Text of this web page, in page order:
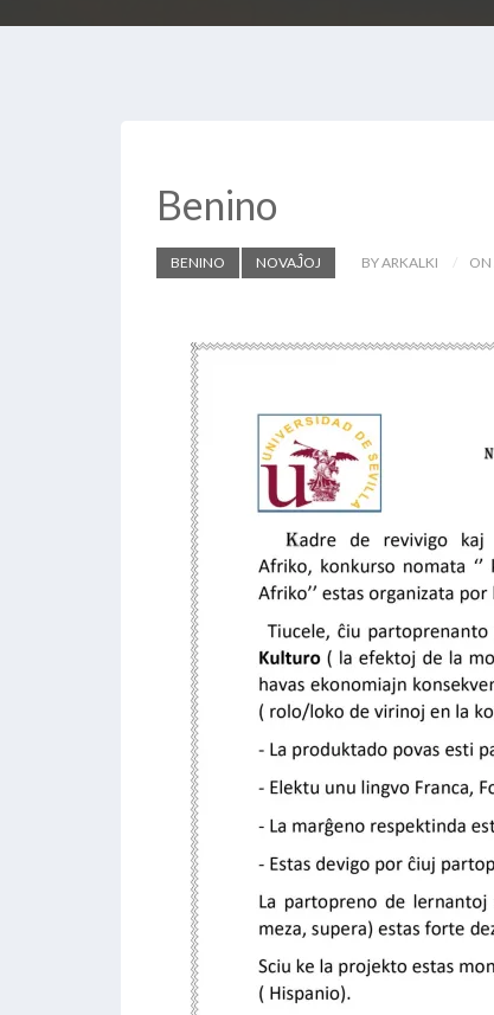
Benino
BENINO NOVAĴOJ BY ARKALKI ON